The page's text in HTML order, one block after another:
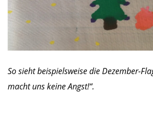
So sieht beispielsweise die Dezember-
macht uns keine Angst!“.